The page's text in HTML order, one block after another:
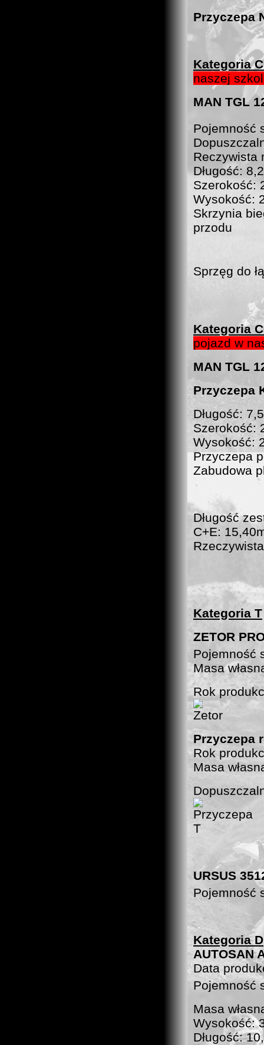
Przyczepa
Kategoria
naszej
MAN TGL
Pojemność
Reczywista
Długość:
Szerokość:
Wysokość:
Skrzynia
przodu
Sprzęg do
Kategoria
pojazd w
MAN TGL
Przyczepa
Długość:
Szerokość:
Wysokość:
Przyczepa
Zabudowa
Długość
C+E:
Kategoria T
ZETOR
Pojemność
Masa
Rok
Przyczepa
Rok
Masa
URSUS
Pojemność
Kategoria D
AUTOSAN
Data
Pojemność
Masa
Wysokość:
Długość: